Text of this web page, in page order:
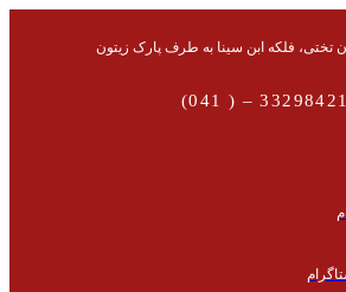
تختی، فلکه ابن سینا به طرف پارک زیتون